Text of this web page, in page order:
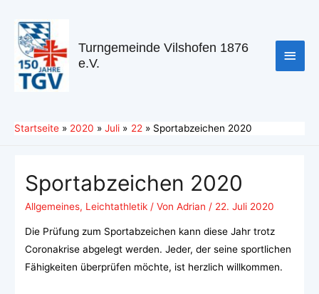
Turngemeinde Vilshofen 1876
e.V.
Startseite 2020 Juli 22 Sportabzeichen 2020
Sportabzeichen 2020
Allgemeines, Leichtathletik/ Von Adrian / 22. Juli 2020
Die Prüfung zum Sportabzeichen kann diese Jahr trotz
Coronakrise abgelegt werden. Jeder, der seine sportlichen
Fähigkeiten überprüfen möchte, ist herzlich willkommen.